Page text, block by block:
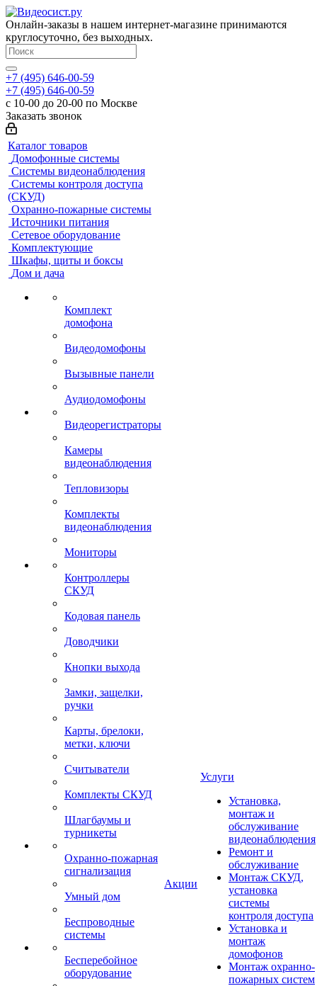
Онлайн-заказы в нашем интернет-магазине принимаются
круглосуточно, без выходных.
+7 (495) 646-00-59
+7 (495) 646-00-59
с 10-00 до 20-00 по Москве
Заказать звонок
Каталог товаров
Домофонные системы
Системы видеонаблюдения
Системы контроля доступа
(СКУД)
Охранно-пожарные системы
Источники питания
Сетевое оборудование
Комплектующие
Шкафы, щиты и боксы
Дом и дача
Комплект
домофона
Видеодомофоны
Вызывные панели
Аудиодомофоны
Видеорегистраторы
Камеры
видеонаблюдения
Тепловизоры
Комплекты
видеонаблюдения
Мониторы
Контроллеры
СКУД
Кодовая панель
Доводчики
Кнопки выхода
Замки, защелки,
ручки
Карты, брелоки,
метки, ключи
Считыватели
Комплекты СКУД
Шлагбаумы и
турникеты
Охранно-пожарная
сигнализация
Умный дом
Беспроводные
системы
Бесперебойное
оборудование
Акции
Услуги
Установка,
монтаж и
обслуживание
видеонаблюдения
Ремонт и
обслуживание
Монтаж СКУД,
установка
системы
контроля доступа
Установка и
монтаж
домофонов
Монтаж охранно-
пожарных систем